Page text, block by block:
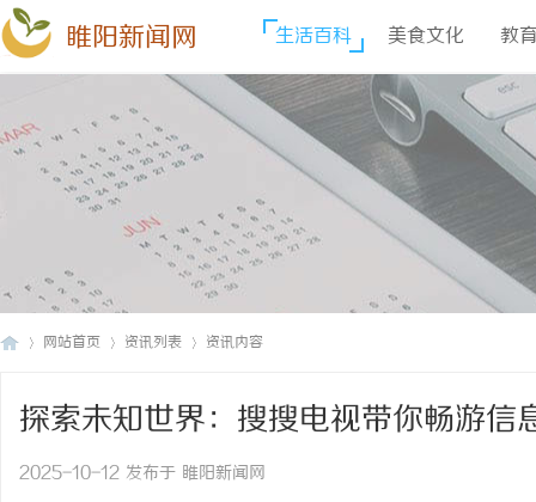
睢阳新闻网 生活百科 美食文化 教
网站首页 资讯列表 资讯内容
探索未知世界：搜搜电视带你畅游信
2025-10-12 发布于 睢阳新闻网